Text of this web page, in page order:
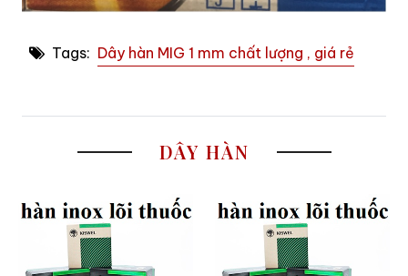
Tags: Dây hàn MIG 1 mm chất lượng , giá rẻ
DÂY HÀN